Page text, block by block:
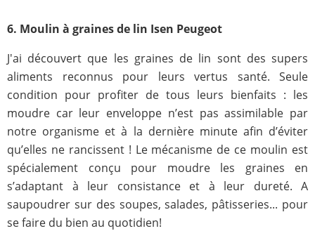
6. Moulin à graines de lin Isen Peugeot
J'ai découvert que les graines de lin sont des supers
aliments reconnus pour leurs vertus santé. Seule
condition pour profiter de tous leurs bienfaits : les
moudre car leur enveloppe n’est pas assimilable par
notre organisme et à la dernière minute afin d’éviter
qu’elles ne rancissent ! Le mécanisme de ce moulin est
spécialement conçu pour moudre les graines en
s’adaptant à leur consistance et à leur dureté. A
saupoudrer sur des soupes, salades, pâtisseries... pour
se faire du bien au quotidien!